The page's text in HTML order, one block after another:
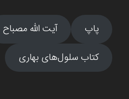
پاپ
آیت الله مصباح
کتاب سلول‌های بهاری